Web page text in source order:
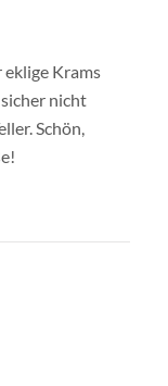
eklige Krams
nicht
Schön,